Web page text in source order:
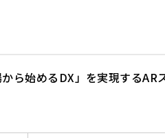
ら始めるDX」を実現するAR